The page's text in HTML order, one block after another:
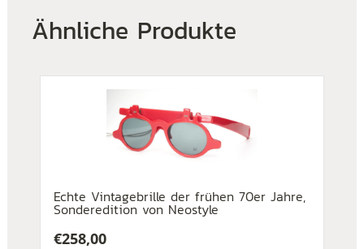
Ähnliche Produkte
Echte Vintagebrille der frühen 70er Jahre,
Sonderedition von Neostyle
€258,00